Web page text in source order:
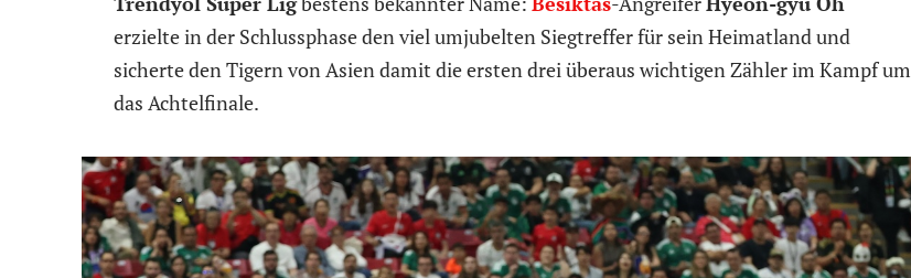
erzielte in der Schlussphase den viel umjubelten Siegtreffer für sein Heimatland und
sicherte den Tigern von Asien damit die ersten drei überaus wichtigen Zähler im Kampf um
das Achtelfinale.